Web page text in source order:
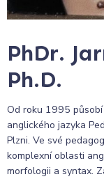
PhDr.
Ph.D.
Od roku 1995
anglického jazyka
Plzni. Ve své
komplexní oblasti
morfologii a syntax.